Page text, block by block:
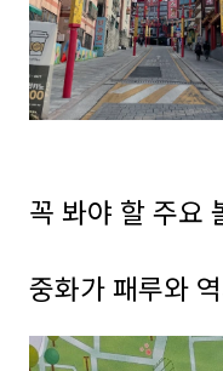
꼭 봐야 할 주요
중화가 패루와